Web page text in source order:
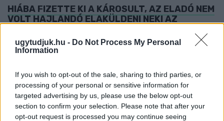
ugytudjuk.hu - Do Not Process My Personal
Information
If you wish to opt-out of the sale, sharing to third parties, or
processing of your personal or sensitive information for
targeted advertising by us, please use the below opt-out
section to confirm your selection. Please note that after your
opt-out request is processed you may continue seeing
HIÁBA FIZETTE KI A KÁROSULT, AZ ELADÓ NEM
VOLT HAJLANDÓ ELAKÜLDENI NEKI AZ
FÜLHALLGATTÓT
2026. július. 01. 09:52
MEGVERTE ANYJÁT EGY FÉRFI A
SZOMBATHELYI VASÚTÁLLOMÁS ELŐTT
2026. június. 29. 09:09
Apja próbálta csitítani az agresszív férfit.